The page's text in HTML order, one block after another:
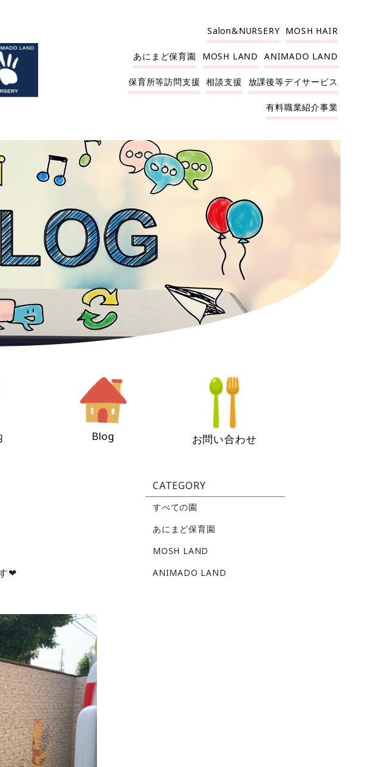
Salon&NURSERY MOSH HAIR
あにまど保育園 MOSH LAND ANIMADO LAND
保育所等訪問支援 相談支援 放課後等デイサービス
有料職業紹介事業
Blog お問い合わせ
❤
CATEGORY
すべての園
あにまど保育園
MOSH LAND
ANIMADO LAND